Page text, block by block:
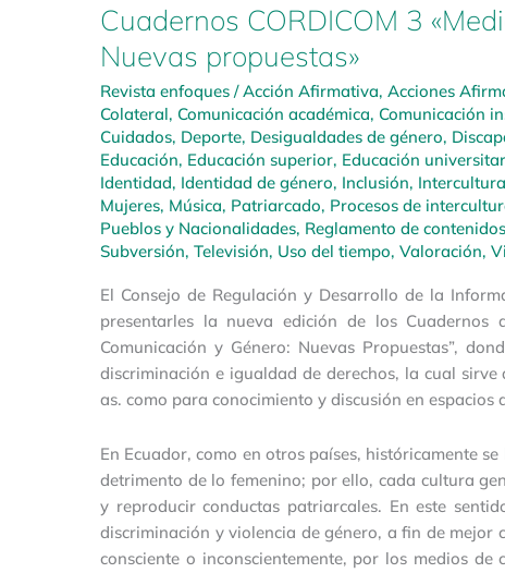
Cuadernos CORDICOM 3
Nuevas propuestas»
Revista enfoques /Acción Afirmativa, Acciones
Colateral, Comunicación académica, Comunicación
Cuidados, Deporte, Desigualdades de género,
Educación, Educación superior, Educación
Identidad, Identidad de género, Inclusión,
Mujeres, Música, Patriarcado, Procesos de
Pueblos y Nacionalidades, Reglamento de
Subversión, Televisión, Uso del tiempo, Valoración,
El Consejo de Regulación y Desarrollo de la
presentarles la nueva edición de los Cuadernos
Comunicación y Género: Nuevas Propuestas”,
discriminación e igualdad de derechos, la cual
as. como para conocimiento y discusión en espacios
En Ecuador, como en otros países, históricamente
detrimento de lo femenino; por ello, cada cultura
y reproducir conductas patriarcales. En este
discriminación y violencia de género, a fin de mejor
consciente o inconscientemente, por los medios